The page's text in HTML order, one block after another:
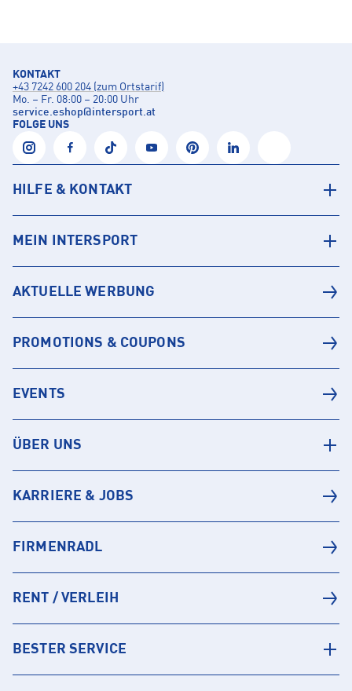
KONTAKT
+43 7242 600 204 (zum Ortstarif)
Mo. – Fr. 08:00 – 20:00 Uhr
service.eshop@intersport.at
FOLGE UNS
HILFE & KONTAKT
MEIN INTERSPORT
AKTUELLE WERBUNG
PROMOTIONS & COUPONS
EVENTS
ÜBER UNS
KARRIERE & JOBS
FIRMENRADL
RENT / VERLEIH
BESTER SERVICE